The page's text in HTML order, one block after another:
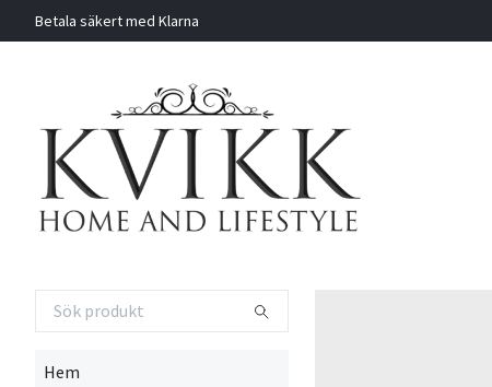
Betala säkert med Klarna
Hem